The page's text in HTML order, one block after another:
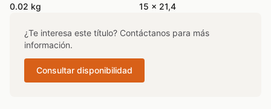
0.02 kg 15 x 21,4
¿Te interesa este título? Contáctanos para más
información.
Consultar disponibilidad